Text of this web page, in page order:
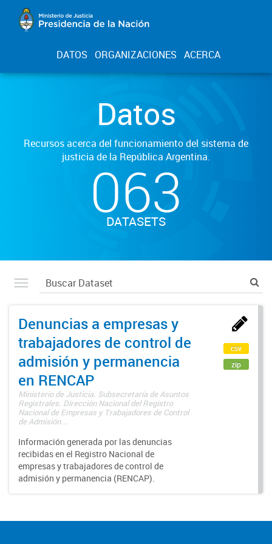
DATOS ORGANIZACIONES ACERCA
Datos
Recursos acerca del funcionamiento del sistema de
justicia de la República Argentina.
063
DATASETS
Denuncias a empresas y
trabajadores de control de
admisión y permanencia
en RENCAP
Ministerio de Justicia. Subsecretaría de Asuntos
Registrales. Dirección Nacional del Registro
Nacional de Empresas y Trabajadores de Control
de Admisión...
Información generada por las denuncias
recibidas en el Registro Nacional de
empresas y trabajadores de control de
admisión y permanencia (RENCAP).
csv
zip